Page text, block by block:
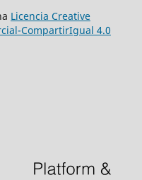
Licencia Creative
CompartirIgual 4.0